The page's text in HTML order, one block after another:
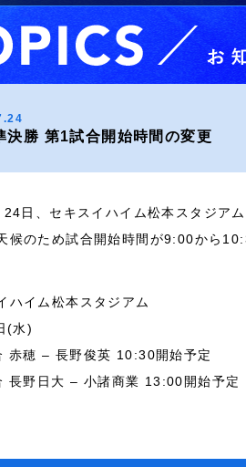
決勝 第1試合開始時間の変更
24日、セキスイハイム松本スタジア
候のため試合開始時間が9:00から
ハイム松本スタジアム
(水)
赤穂 – 長野俊英 10:30開始予定
長野日大 – 小諸商業 13:00開始予定